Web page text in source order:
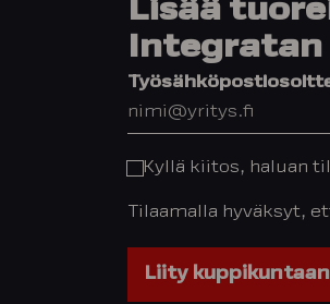
Lisää
Integratan
Kyllä kiitos, haluan
Tilaamalla hyväksyt,